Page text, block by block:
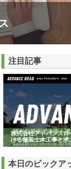
注目記事
株式会社アドバンス
ける舗装土木工事と求
本日のピックア